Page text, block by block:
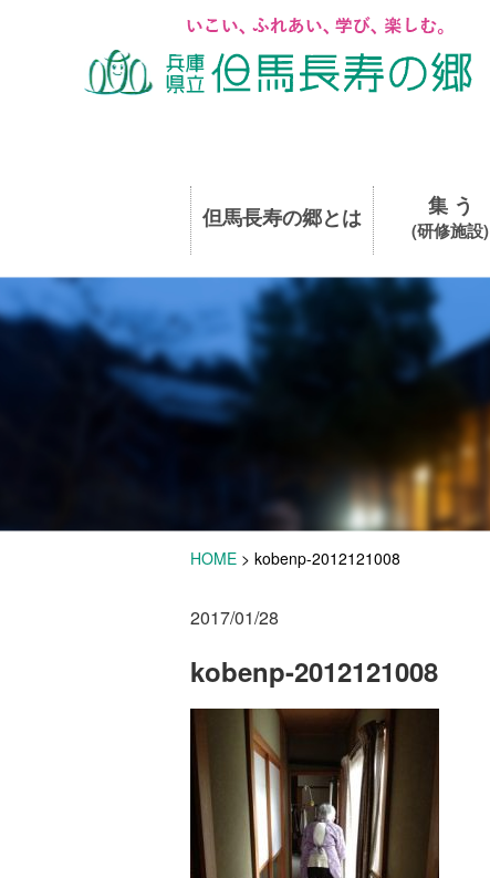
但馬長寿の郷とは 集 う
(研修施設)
HOME > kobenp-2012121008
2017/01/28
kobenp-2012121008